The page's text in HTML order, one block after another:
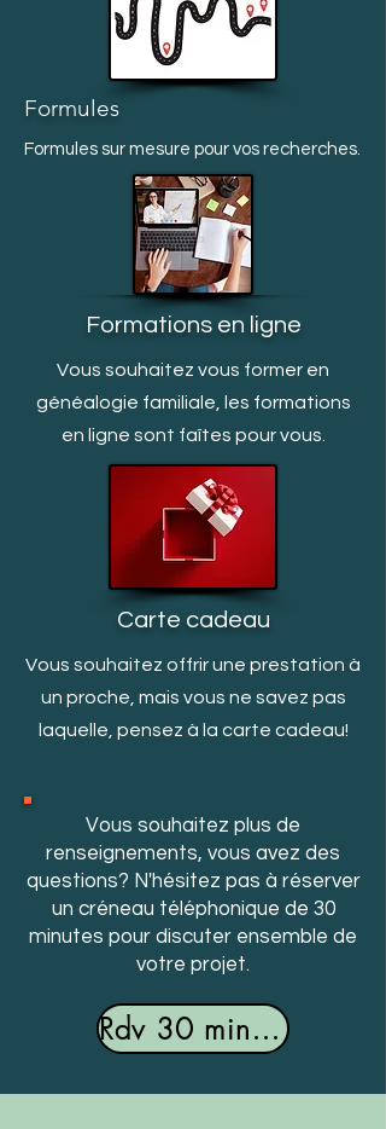
Formules
Formules sur mesure pour vos recherches.
Formations en ligne
Vous souhaitez vous former en
généalogie familiale, les formations
en ligne sont faîtes pour vous.
Carte cadeau
Vous souhaitez offrir une prestation à
un proche, mais vous ne savez pas
laquelle, pensez à la carte cadeau!
Vous souhaitez plus de
renseignements, vous avez des
questions? N'hésitez pas à réserver
un créneau téléphonique de 30
minutes pour discuter ensemble de
votre projet.
Rdv 30 minutes